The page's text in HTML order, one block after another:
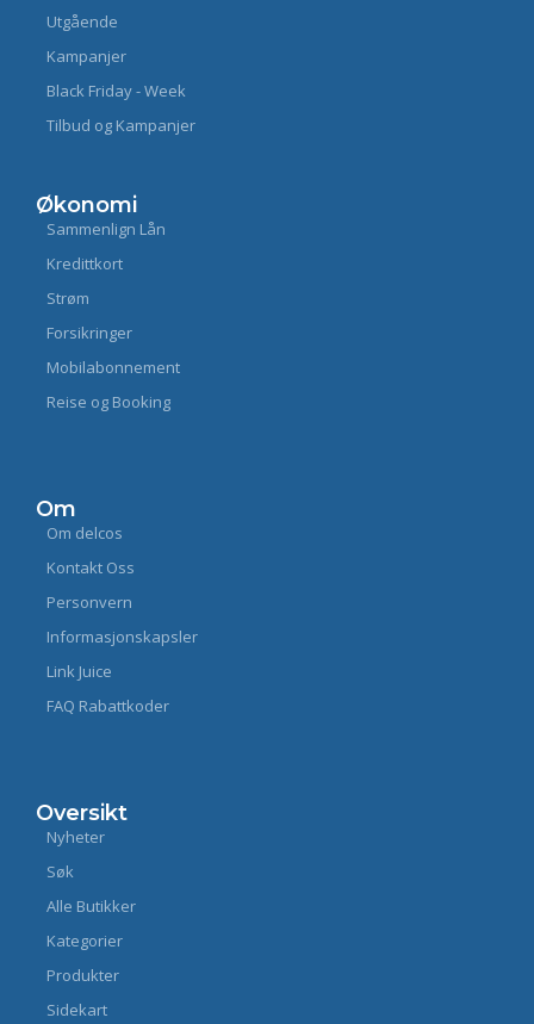
Utgående
Kampanjer
Black Friday - Week
Tilbud og Kampanjer
Økonomi
Sammenlign Lån
Kredittkort
Strøm
Forsikringer
Mobilabonnement
Reise og Booking
Om
Om delcos
Kontakt Oss
Personvern
Informasjonskapsler
Link Juice
FAQ Rabattkoder
Oversikt
Nyheter
Søk
Alle Butikker
Kategorier
Produkter
Sidekart